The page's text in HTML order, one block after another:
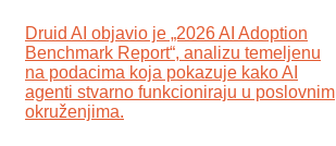
Druid AI objavio je „2026 AI Adoption
Benchmark Report“, analizu temeljenu
na podacima koja pokazuje kako AI
agenti stvarno funkcioniraju u poslovnim
okruženjima.